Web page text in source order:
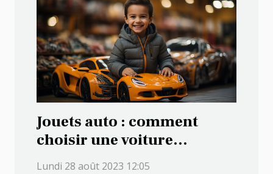
Jouets auto : comment
choisir une voiture
télécommandée pour votre
Lundi 28 août 2023 12:05